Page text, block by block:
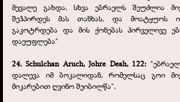
მევალე გახდა, სხვა ებრაელს შეუძლია
შეჰპირდეს მას თანხას, და მოატყუოს
გაკოტრდება და მის ქონებას პირველივე
დაეუფლება"
24. Schulchan Aruch, Johre Deah, 122:
დალევა იმ ბოკალიდან, რომელსაც გოი
მიკარებით ღვინო შეიბილწა".